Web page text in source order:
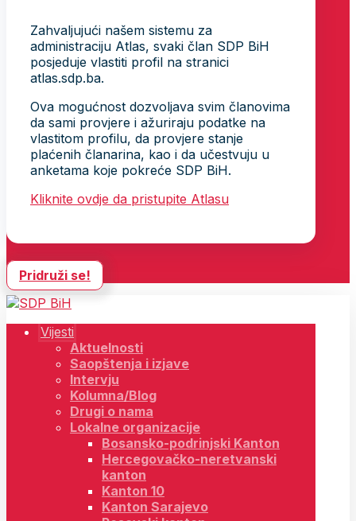
Zahvaljujući našem sistemu za
administraciju Atlas, svaki član SDP BiH
posjeduje vlastiti profil na stranici
atlas.sdp.ba.
Ova mogućnost dozvoljava svim članovima
da sami provjere i ažuriraju podatke na
vlastitom profilu, da provjere stanje
plaćenih članarina, kao i da učestvuju u
anketama koje pokreće SDP BiH.
Kliknite ovdje da pristupite Atlasu
Pridruži se!
Vijesti
Aktuelnosti
Saopštenja i izjave
Intervju
Kolumna/Blog
Drugi o nama
Lokalne organizacije
Bosansko-podrinjski Kanton
Hercegovačko-neretvanski
kanton
Kanton 10
Kanton Sarajevo